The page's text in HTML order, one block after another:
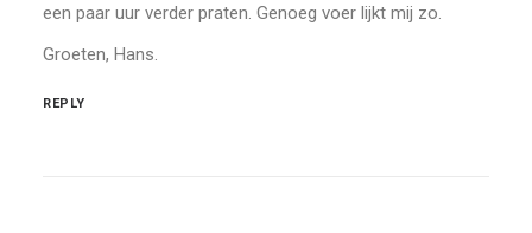
een paar uur verder praten. Genoeg voer lijkt mij zo.
Groeten, Hans.
REPLY